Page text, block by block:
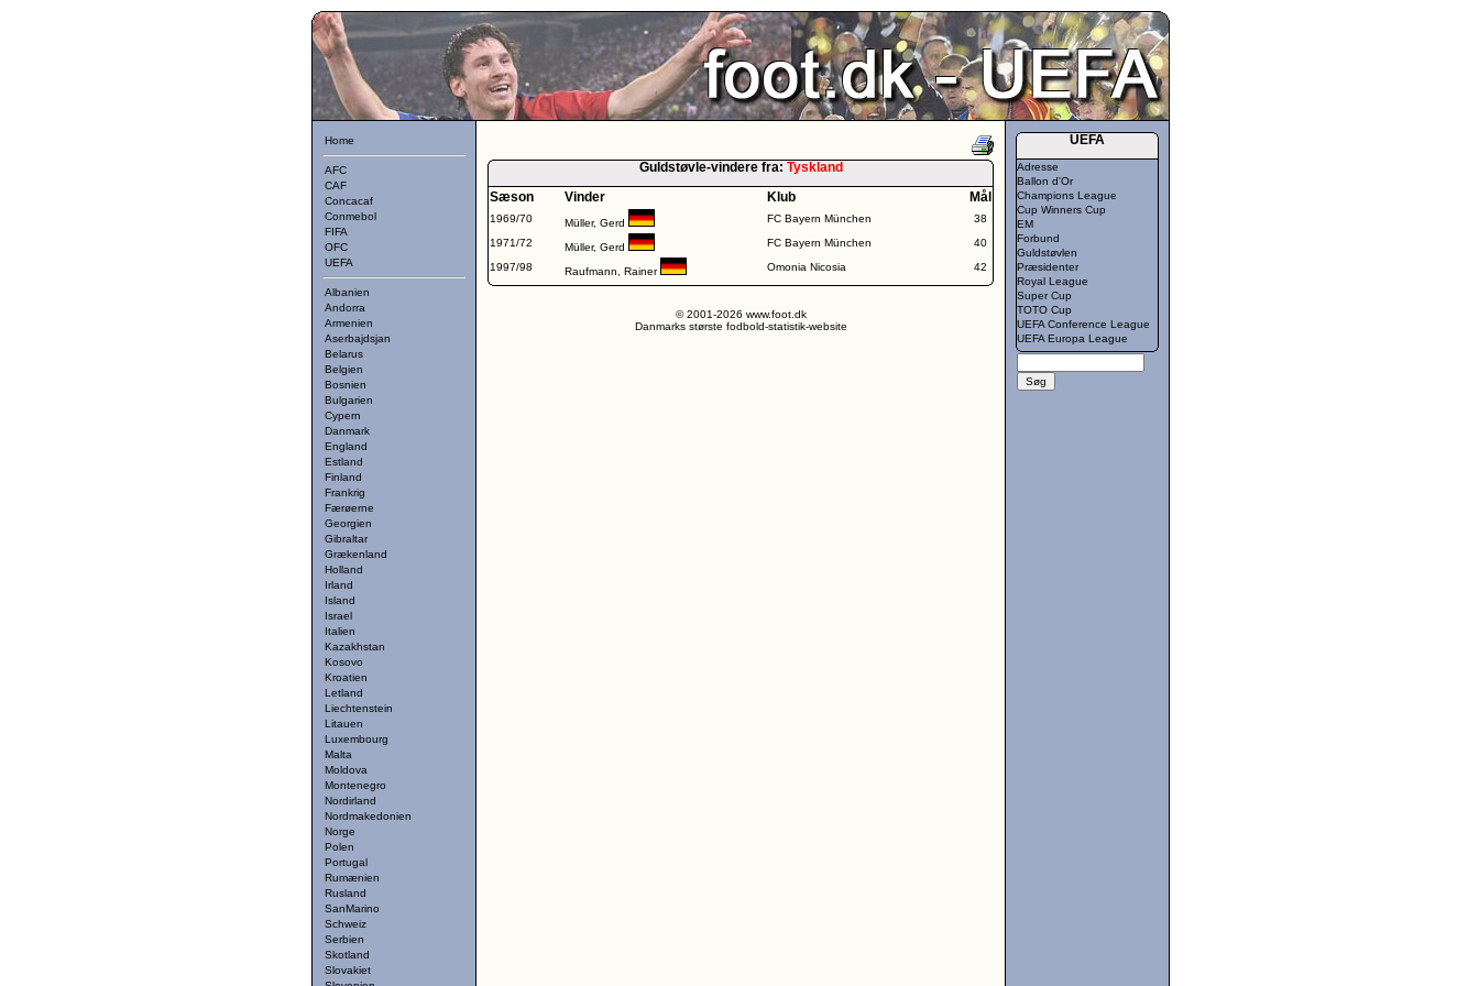
Home
AFC
CAF
Concacaf
Conmebol
FIFA
OFC
UEFA
Albanien
Andorra
Armenien
Aserbajdsjan
Belarus
Belgien
Bosnien
Bulgarien
Cypern
Danmark
England
Estland
Finland
Frankrig
Færøerne
Georgien
Gibraltar
Grækenland
Holland
Irland
Island
Israel
Italien
Kazakhstan
Kosovo
Kroatien
Letland
Liechtenstein
Litauen
Luxembourg
Malta
Moldova
Montenegro
Nordirland
Nordmakedonien
Norge
Polen
Portugal
Rumænien
Rusland
SanMarino
Schweiz
Serbien
Skotland
Slovakiet
Guldstøvle-vindere fra: Tyskland
Sæson
Vinder Klub Mål
1969/70 Müller, Gerd FC Bayern München
38
1971/72
Müller, Gerd FC Bayern München
40
1997/98
Raufmann, Rainer Omonia Nicosia 42
© 2001-2026 www.foot.dk
Danmarks største fodbold-statistik-website
UEFA
Adresse
Ballon d'Or
Champions League
Cup Winners Cup
EM
Forbund
Guldstøvlen
Præsidenter
Royal League
Super Cup
TOTO Cup
UEFA Conference League
UEFA Europa League